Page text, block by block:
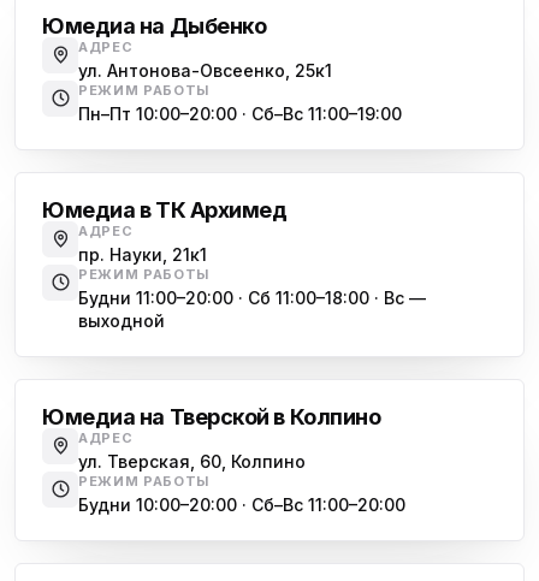
ю ул. Белы Куна, 24к1
ю
Юмедиа в Купчино
ул. Будапештская, 87-3
Юмедиа Сервис в Колпино
ю
Юмедиа во Всеволожске
пр. Христиновский 28, Всеволожск
Юмедиа на Дыбенко
АДРЕС
ул. Антонова-Овсеенко, 25к1
РЕЖИМ РАБОТЫ
Пн–Пт 10:00–20:00 · Сб–Вс 11:00–19:00
Юмедиа в ТК Архимед
АДРЕС
пр. Науки, 21к1
РЕЖИМ РАБОТЫ
Будни 11:00–20:00 · Сб 11:00–18:00 · Вс —
выходной
Юмедиа на Тверской в Колпино
АДРЕС
ул. Тверская, 60, Колпино
РЕЖИМ РАБОТЫ
Будни 10:00–20:00 · Сб–Вс 11:00–20:00